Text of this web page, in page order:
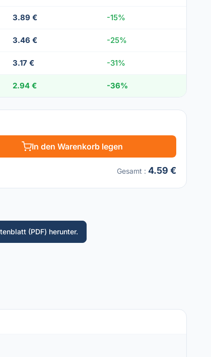
3.89 € -15%
3.46 € -25%
3.17 € -31%
2.94 € -36%
In den Warenkorb legen
Gesamt : 4.59 €
(PDF) herunter.